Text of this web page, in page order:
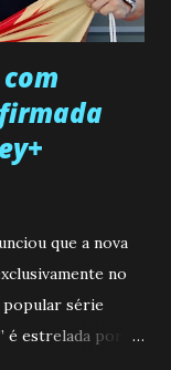
paciente, que está
que a nova
no
popular série
é estrelada por